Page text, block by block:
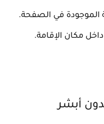
الموجودة في الصفحة.
مكان الإقامة.
أبشر